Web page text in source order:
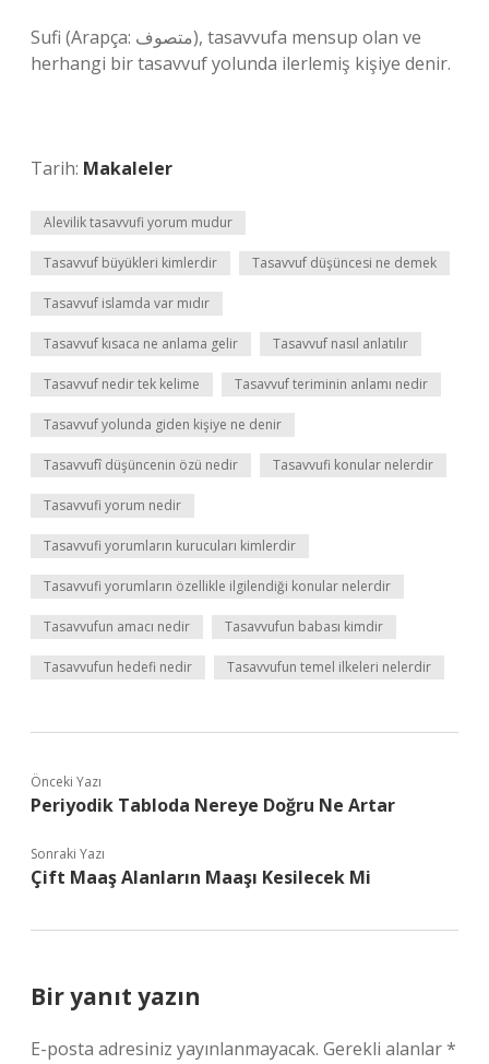
Sufi (Arapça: متصوف), tasavvufa mensup olan ve
herhangi bir tasavvuf yolunda ilerlemiş kişiye denir.
Tarih: Makaleler
Alevilik tasavvufi yorum mudur
Tasavvuf büyükleri kimlerdir Tasavvuf düşüncesi ne demek
Tasavvuf islamda var mıdır
Tasavvuf kısaca ne anlama gelir Tasavvuf nasıl anlatılır
Tasavvuf nedir tek kelime Tasavvuf teriminin anlamı nedir
Tasavvuf yolunda giden kişiye ne denir
Tasavvufî düşüncenin özü nedir Tasavvufi konular nelerdir
Tasavvufi yorum nedir
Tasavvufi yorumların kurucuları kimlerdir
Tasavvufi yorumların özellikle ilgilendiği konular nelerdir
Tasavvufun amacı nedir Tasavvufun babası kimdir
Tasavvufun hedefi nedir Tasavvufun temel ilkeleri nelerdir
Önceki Yazı
Periyodik Tabloda Nereye Doğru Ne Artar
Sonraki Yazı
Çift Maaş Alanların Maaşı Kesilecek Mi
Bir yanıt yazın
E-posta adresiniz yayınlanmayacak. Gerekli alanlar*